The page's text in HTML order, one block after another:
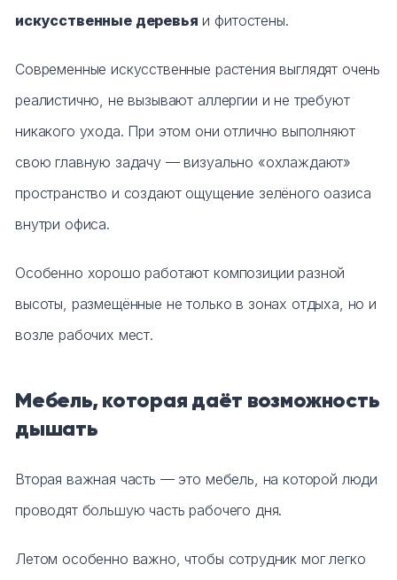
искусственные деревья и фитостены.
Современные искусственные растения выглядят очень
реалистично, не вызывают аллергии и не требуют
никакого ухода. При этом они отлично выполняют
свою главную задачу — визуально «охлаждают»
пространство и создают ощущение зелёного оазиса
внутри офиса.
Особенно хорошо работают композиции разной
высоты, размещённые не только в зонах отдыха, но и
возле рабочих мест.
Мебель, которая даёт возможность
дышать
Вторая важная часть — это мебель, на которой люди
проводят большую часть рабочего дня.
Летом особенно важно, чтобы сотрудник мог легко